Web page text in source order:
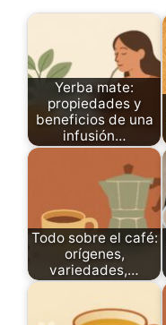
Yerba mate:
propiedades y
beneficios de una
infusión…
Todo sobre el café:
orígenes,
variedades,…